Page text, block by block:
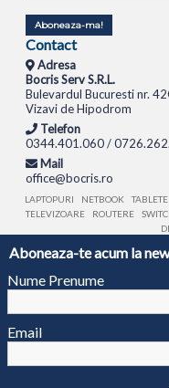
Aboneaza-te acum la
Nume Prenume
Email
Aboneaza-ma!
Contact
Adresa
Bocris Serv S.R.L.
Bulevardul Bucuresti nr.
Vizavi de Hipodrom
Telefon
0344.401.060 /
Mail
office@bocris.ro
LAPTOPURI NETBOOK TABLETE
TELEVIZOARE
ROUTERE